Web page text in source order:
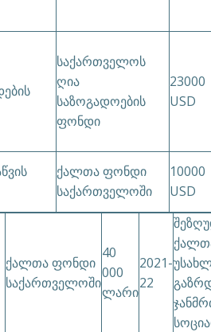
საქართველოს
ღია
საზოგადოების
ფონდი
23000
USD
ქალთა ფონდი
საქართველოში
10000
USD
ქალთა ფონდი
საქართველოში
40
000
ლარი
2021-
22